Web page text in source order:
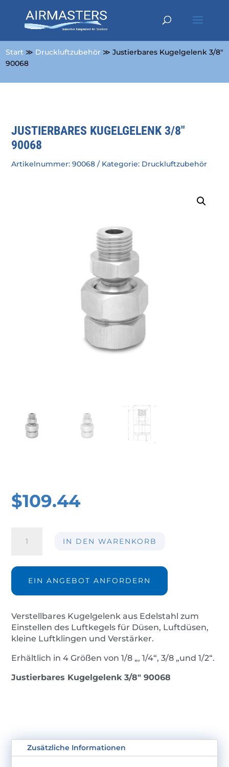
Start ≫ Druckluftzubehör ≫ Justierbares Kugelgelenk 3/8″
90068
JUSTIERBARES KUGELGELENK 3/8″
90068
Artikelnummer:90068 Kategorie: Druckluftzubehör
$109.44
Kugelgelenk
90068
Menge
IN DEN WARENKORB
EIN ANGEBOT ANFORDERN
Verstellbares Kugelgelenk aus Edelstahl zum
Einstellen des Luftkegels für Düsen, Luftdüsen,
kleine Luftklingen und Verstärker.
Erhältlich in 4 Größen von 1/8 „, 1/4“, 3/8 „und 1/2“.
Justierbares Kugelgelenk 3/8″ 90068
Zusätzliche Informationen